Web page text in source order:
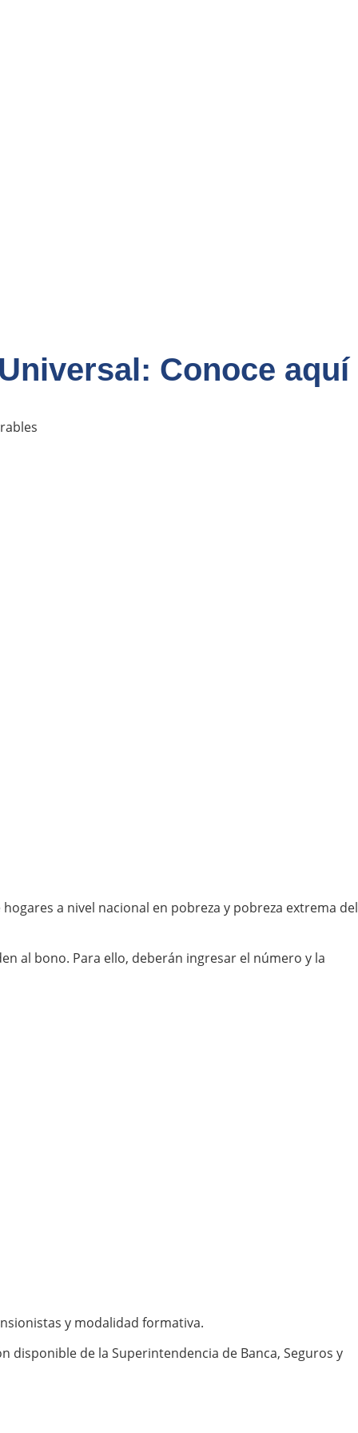
Conoce aquí
a nivel nacional en pobreza y pobreza extrema del
al bono. Para ello, deberán ingresar el número y la
y modalidad formativa.
disponible de la Superintendencia de Banca, Seguros y